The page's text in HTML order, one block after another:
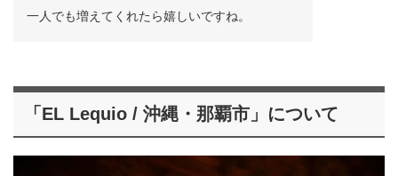
一人でも増えてくれたら嬉しいですね。
「EL Lequio / 沖縄・那覇市」について